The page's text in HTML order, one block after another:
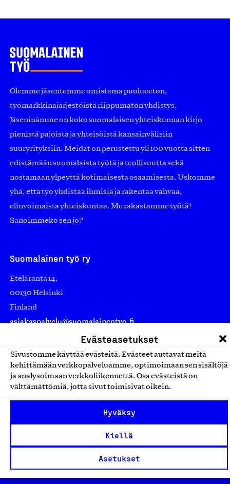
Evästeasetukset
Sivustomme käyttää evästeitä. Evästeet auttavat meitä
kehittämään verkkopalveluamme, optimoimaan sen sisältöjä
ja analysoimaan verkkoliikennettä. Osa evästeistä on
välttämättömiä, jotta sivut toimisivat oikein.
Hyväksy
Kiellä
Asetukset
Olemme jäsentemme omistama puolueeton,
työmarkkinajärjestöistä riippumaton yhdistys.
Jäseninämme on koko suomalaisen yhteiskunnan kirjo
pienistä pajoista ja yhteisöistä kansainvälisiin
suuryrityksiin. Meidät on perustettu yli 100 vuotta sitten
edistämään suomalaista työtä ja teollisuutta sekä
nostamaan ylpeyttä kotimaisesta osaamisesta. Uskomme
yhä, että työ yhdistää ihmisiä ja rakentaa vahvaa,
elinvoimaista yhteiskuntaa. Me rakastamme työtä!
Sanoimmeko sen jo?
Suomalainen työ ry
Eteläranta 14,
00130 Helsinki
Finland
asiakaspalvelu@suomalainentyo.fi
laskutus@suomalainentyo.fi
Avainlippu
Design From Finland